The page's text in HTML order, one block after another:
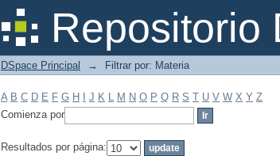
Repositorio
Filtrar por: Materia
DSpace Principal → Filtrar por: Materia
A B C D E F G H J K L M N O P Q R S T U V W X Y Z
Comienza por
Resultados por página: